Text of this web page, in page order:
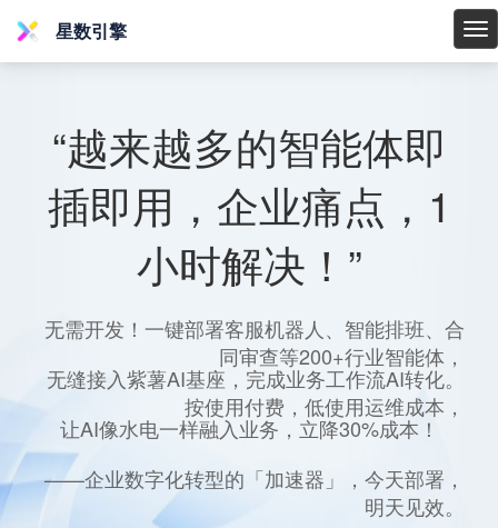
星
星数引擎
“越来越多的智能体即
插即用，企业痛点，1
小时解决！”
无需开发！一键部署客服机器人、智能排班、合
同审查等200+行业智能体，
无缝接入紫薯AI基座，完成业务工作流AI转化。
按使用付费，低使用运维成本，
让AI像水电一样融入业务，立降30%成本！
——企业数字化转型的「加速器」，今天部署，
明天见效。